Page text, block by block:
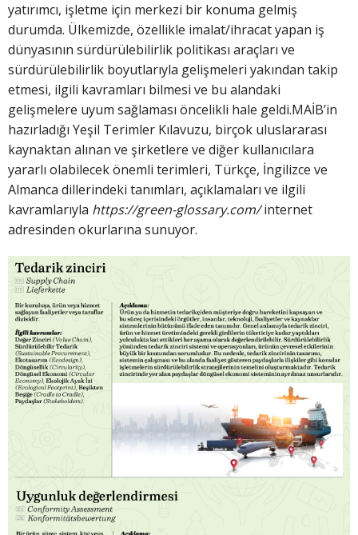
yatırımcı, işletme için merkezi bir konuma gelmiş
durumda. Ülkemizde, özellikle imalat/ihracat yapan iş
dünyasının sürdürülebilirlik politikası araçları ve
sürdürülebilirlik boyutlarıyla gelişmeleri yakından takip
etmesi, ilgili kavramları bilmesi ve bu alandaki
gelişmelere uyum sağlaması öncelikli hale geldi.MAİB’in
hazırladığı Yeşil Terimler Kılavuzu, birçok uluslararası
kaynaktan alınan ve şirketlere ve diğer kullanıcılara
yararlı olabilecek önemli terimleri, Türkçe, İngilizce ve
Almanca dillerindeki tanımları, açıklamaları ve ilgili
kavramlarıyla https://green-glossary.com/internet
adresinden okurlarına sunuyor.